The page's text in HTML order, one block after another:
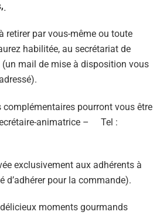
,
retirer par vous-même ou toute
habilitée, au secrétariat de
(un mail de mise à disposition vous
pourront vous être
animatrice – Tel :
exclusivement aux adhérents à
d’adhérer pour la commande).
moments gourmands